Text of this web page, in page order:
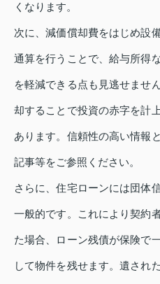
くなります。
次に、減価償却費をはじめ設
通算を行うことで、給与所得
を軽減できる点も見逃せませ
却することで投資の赤字を計
あります。信頼性の高い情報
記事等をご参照ください。
さらに、住宅ローンには団体
一般的です。これにより契約
た場合、ローン残債が保険で
して物件を残せます。遺され